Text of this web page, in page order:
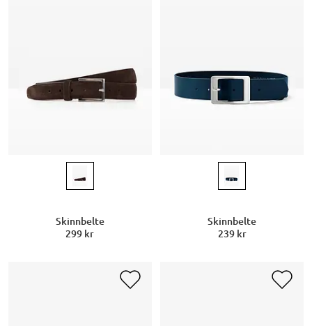
Skinnbelte
299 kr
Skinnbelte
239 kr